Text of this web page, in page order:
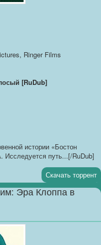
Ringer Films
[RuDub]
истории «Бостон
путь...[/RuDub]
Скачать торрент
Эра Клоппа в